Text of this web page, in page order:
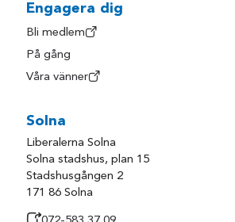
Engagera dig
Bli medlem
På gång
Våra vänner
Solna
Liberalerna Solna
Solna stadshus, plan 15
Stadshusgången 2
171 86 Solna